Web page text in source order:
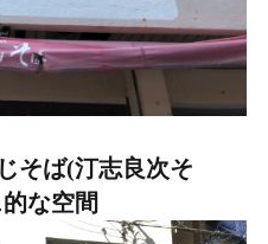
そば(汀志良次そ
な空間